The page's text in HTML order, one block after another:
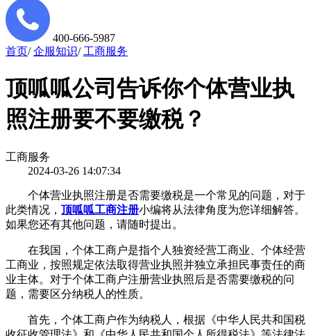
400-666-5987
首页/企服知识/ 工商服务
顶呱呱公司告诉你个体营业执
照注册要不要缴税？
工商服务
2024-03-26 14:07:34
个体营业执照注册是否需要缴税是一个常见的问题，对于
此类情况， 顶呱呱工商注册小编将从法律角度为您详细解答。
如果您还有其他问题，请随时提出。
在我国，个体工商户是指个人独资经营工商业、个体经营
工商业，按照规定依法取得营业执照并独立承担民事责任的商
业主体。对于个体工商户注册营业执照后是否需要缴税的问
题，需要区分纳税人的性质。
首先，个体工商户作为纳税人，根据《中华人民共和国税